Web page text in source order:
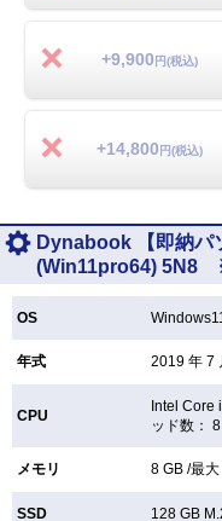
+9,900 円(税込)
+14,800 円(税込)
Dynabook 【即納パ
(Win11pro64) 5N8
OS
年式 2019 年 7
CPU
Intel
ッド数： 8
メモリ 8 GB /最
SSD 128 GB